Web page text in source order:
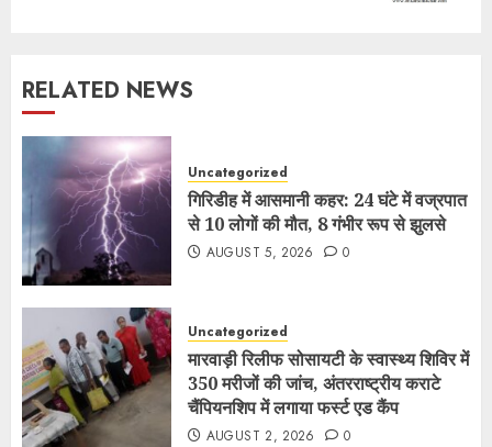
RELATED NEWS
Uncategorized
गिरिडीह में आसमानी कहर: 24 घंटे में वज्रपात
से 10 लोगों की मौत, 8 गंभीर रूप से झुलसे
AUGUST 5, 2026 0
Uncategorized
मारवाड़ी रिलीफ सोसायटी के स्वास्थ्य शिविर में
350 मरीजों की जांच, अंतरराष्ट्रीय कराटे
चैंपियनशिप में लगाया फर्स्ट एड कैंप
AUGUST 2, 2026 0